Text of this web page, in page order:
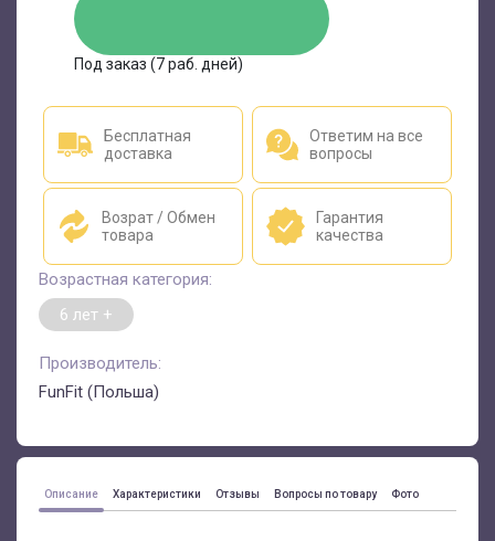
Под заказ (7 раб. дней)
Бесплатная
доставка
Ответим на все
вопросы
Возрат / Обмен
товара
Гарантия
качества
Возрастная категория:
6 лет +
Производитель:
FunFit (Польша)
Описание Характеристики Отзывы Вопросы по товару Фото